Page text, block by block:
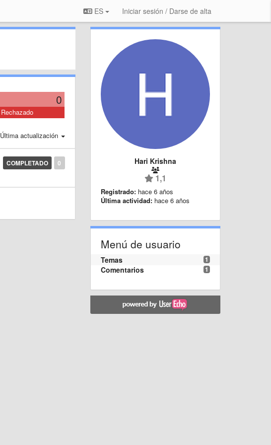
ES Iniciar sesión / Darse de alta
0
Rechazado
Última actualización
0
COMPLETADO Hari Krishna
1,1
Registrado: hace 6 años
Última actividad: hace 6 años
Menú de usuario
1
Temas
1
Comentarios